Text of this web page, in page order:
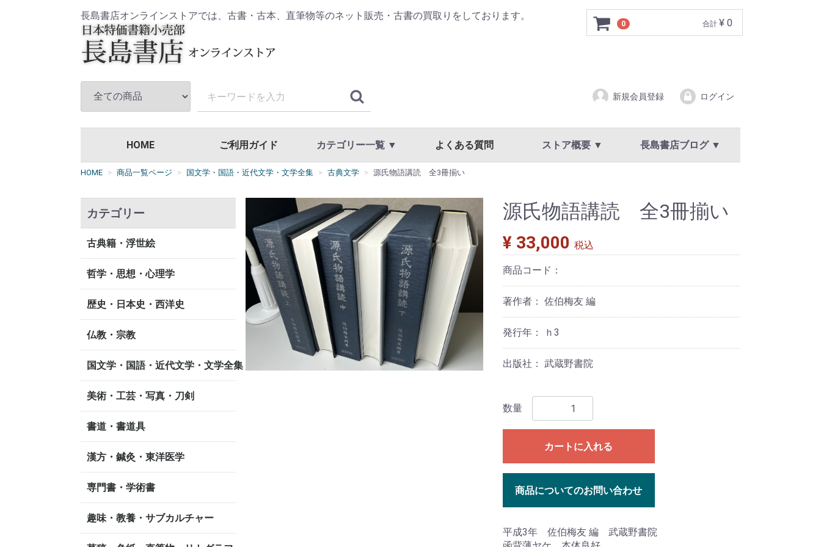
長島書店オンラインストアでは、古書・古本、直筆物等のネット販売・古書の買取りをしております。
0 合計 ¥ 0
新規会員登録 ログイン
HOME ご利用ガイド カテゴリー一覧 ▼
古典籍・浮世絵
哲学・思想・心理学
歴史・日本史・西洋史
仏教・宗教 国文学・国語・近代文学・文学全集
美術・工芸・写真・刀剣
書道・書道具
漢方・鍼灸・東洋医学
専門書・学術書 趣味・教養・サブカルチャー
草稿・色紙・直筆物・リトグラフ
漫画・原画・セル画
商品一覧
よくある質問 ストア概要 ▼ 長島書店ブログ ▼
HOME 商品一覧ページ 国文学・国語・近代文学・文学全集 古典文学 源氏物語講読 全3冊揃い
カテゴリー
古典籍・浮世絵
哲学・思想・心理学
歴史・日本史・西洋史
仏教・宗教
国文学・国語・近代文学・文学全集
美術・工芸・写真・刀剣
書道・書道具
漢方・鍼灸・東洋医学
専門書・学術書
趣味・教養・サブカルチャー
源氏物語講読 全3冊揃い
¥ 33,000 税込
商品コード：
著作者： 佐伯梅友 編
発行年： ｈ3
出版社： 武蔵野書院
数量
カートに入れる
商品についてのお問い合わせ
平成3年 佐伯梅友 編 武蔵野書院